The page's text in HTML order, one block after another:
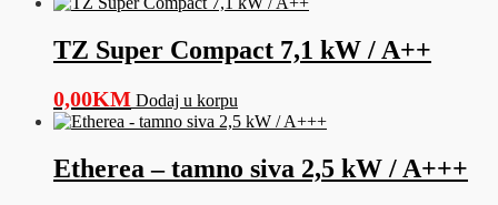
TZ Super Compact 7,1 kW / A++
0,00KM Dodaj u korpu
Etherea – tamno siva 2,5 kW / A+++